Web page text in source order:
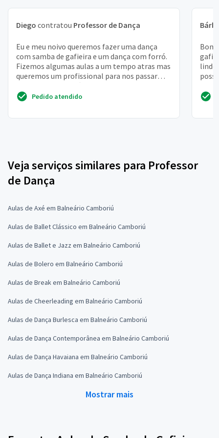
Diego contratou Professor de Dança
Eu e meu noivo queremos fazer uma dança
com samba de gafieira e um dança com forró.
Fizemos algumas aulas a um tempo atras mas
queremos um profissional para nos passar
uma coreografia bás...
Pedido atendido
Bom
lindo
Veja serviços similares para Professor
de Dança
Aulas de Axé em Balneário Camboriú
Aulas de Ballet Clássico em Balneário Camboriú
Aulas de Ballet e Jazz em Balneário Camboriú
Aulas de Bolero em Balneário Camboriú
Aulas de Break em Balneário Camboriú
Aulas de Cheerleading em Balneário Camboriú
Aulas de Dança Burlesca em Balneário Camboriú
Aulas de Dança Contemporânea em Balneário Camboriú
Aulas de Dança Havaiana em Balneário Camboriú
Aulas de Dança Indiana em Balneário Camboriú
Mostrar mais